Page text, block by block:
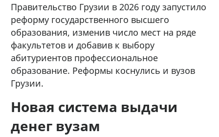
Правительство Грузии в 2026 году запустило
реформу государственного высшего
образования, изменив число мест на ряде
факультетов и добавив к выбору
абитуриентов профессиональное
образование. Реформы коснулись и вузов
Грузии.
Новая система выдачи
денег вузам